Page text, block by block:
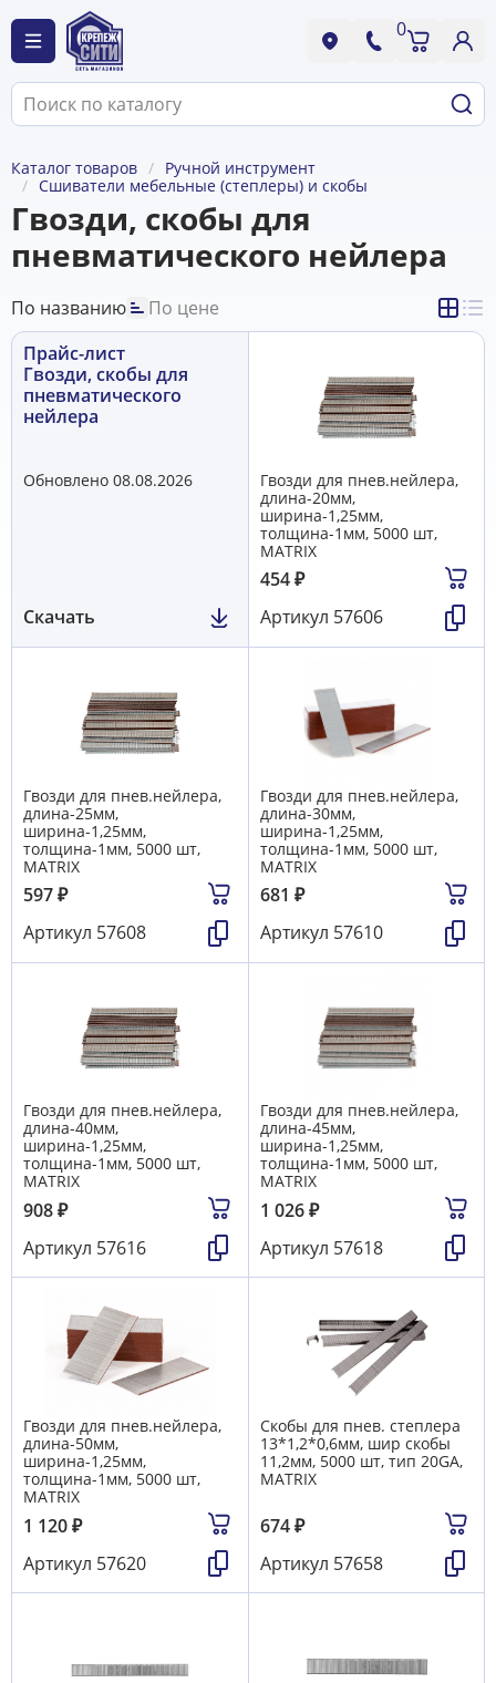
0
Каталог товаров
Ручной инструмент
Сшиватели мебельные (степлеры) и скобы
Гвозди, скобы для
пневматического нейлера
По названию
По цене
Прайс-лист
Гвозди, скобы для
пневматического
нейлера
Обновлено 08.08.2026
Скачать
Гвозди для пнев.нейлера,
длина-20мм,
ширина-1,25мм,
толщина-1мм, 5000 шт,
MATRIX
454₽
Артикул 57606
Гвозди для пнев.нейлера,
длина-25мм,
ширина-1,25мм,
толщина-1мм, 5000 шт,
MATRIX
597₽
Артикул 57608
Гвозди для пнев.нейлера,
длина-30мм,
ширина-1,25мм,
толщина-1мм, 5000 шт,
MATRIX
681 ₽
Артикул 57610
Гвозди для пнев.нейлера,
длина-40мм,
ширина-1,25мм,
толщина-1мм, 5000 шт,
MATRIX
908₽
Артикул 57616
Гвозди для пнев.нейлера,
длина-45мм,
ширина-1,25мм,
толщина-1мм, 5000 шт,
MATRIX
1 026₽
Артикул 57618
Гвозди для пнев.нейлера,
длина-50мм,
ширина-1,25мм,
толщина-1мм, 5000 шт,
MATRIX
1 120₽
Артикул 57620
Скобы для пнев. степлера
13*1,2*0,6мм, шир скобы
11,2мм, 5000 шт, тип 20GA,
MATRIX
674₽
Артикул 57658